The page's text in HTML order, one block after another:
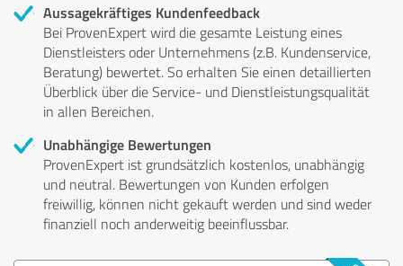
Aussagekräftiges Kundenfeedback
Bei ProvenExpert wird die gesamte Leistung eines
Dienstleisters oder Unternehmens (z.B. Kundenservice,
Beratung) bewertet. So erhalten Sie einen detaillierten
Überblick über die Service- und Dienstleistungsqualität
in allen Bereichen.
Unabhängige Bewertungen
ProvenExpert ist grundsätzlich kostenlos, unabhängig
und neutral. Bewertungen von Kunden erfolgen
freiwillig, können nicht gekauft werden und sind weder
finanziell noch anderweitig beeinflussbar.